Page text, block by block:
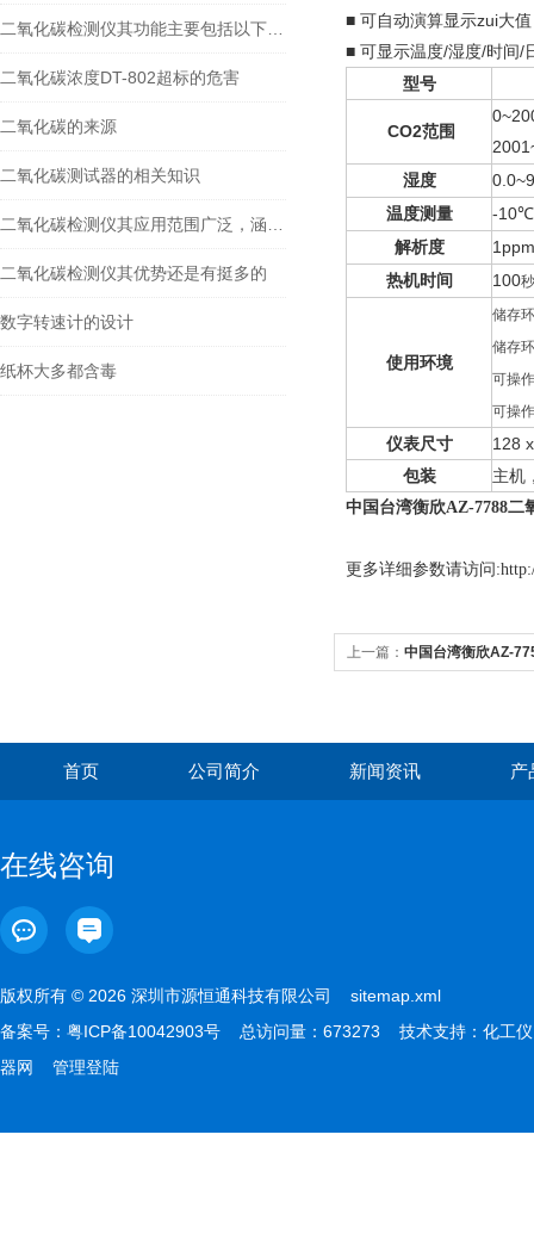
二氧化碳浓度DT-802超标的危害
二氧化碳的来源
二氧化碳测试器的相关知识
二氧化碳检测仪其优势还是有挺多的
数字转速计的设计
纸杯大多都含毒
■ 可自动演算显示zui大
■ 可显示温度/湿度/时间/
型号
CO2范围
湿度
温度测量
-10℃
解析度
1ppm
热机时间
100秒
使用环境
储存
储存
可操
可操
仪表尺寸
128
包装
主机
中国台湾衡欣AZ-7788二
更多详细参数请访问
上一篇： 中国台湾衡欣AZ-
首页 公司简介 新闻资讯 产
在线咨询
版权所有 © 2026 深圳市源恒通科技有限公司 sitemap.xml
备案号： 粤ICP备10042903号 总访问量：673273 技术支持： 化工仪
器网
管理登陆